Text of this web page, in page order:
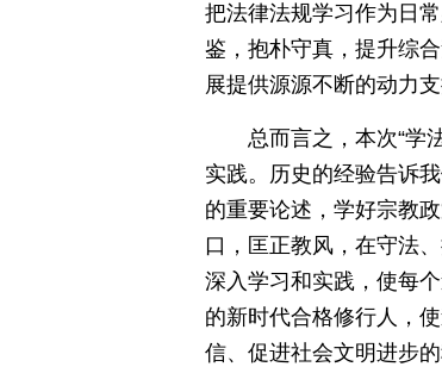
把法律法规学习作为日
鉴，抱朴守真，提升综
展提供源源不断的动力支
总而言之，本次“学
实践。历史的经验告诉
的重要论述，学好宗教
口，匡正教风，在守法
深入学习和实践，使每
的新时代合格修行人，
信、促进社会文明进步